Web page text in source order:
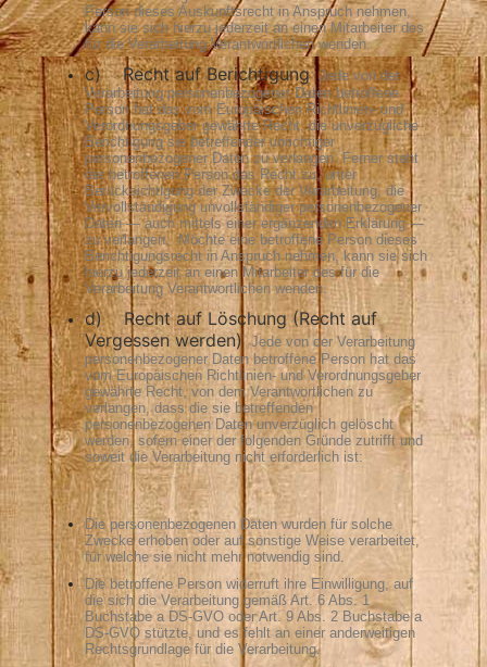
Person dieses Auskunftsrecht in Anspruch nehmen,
kann sie sich hierzu jederzeit an einen Mitarbeiter des
für die Verarbeitung Verantwortlichen wenden.
c) Recht auf Berichtigung Jede von der
Verarbeitung personenbezogener Daten betroffene
Person hat das vom Europäischen Richtlinien- und
Verordnungsgeber gewährte Recht, die unverzügliche
Berichtigung sie betreffender unrichtiger
personenbezogener Daten zu verlangen. Ferner steht
der betroffenen Person das Recht zu, unter
Berücksichtigung der Zwecke der Verarbeitung, die
Vervollständigung unvollständiger personenbezogener
Daten — auch mittels einer ergänzenden Erklärung —
zu verlangen. Möchte eine betroffene Person dieses
Berichtigungsrecht in Anspruch nehmen, kann sie sich
hierzu jederzeit an einen Mitarbeiter des für die
Verarbeitung Verantwortlichen wenden.
d) Recht auf Löschung (Recht auf
Vergessen werden)
Jede von der Verarbeitung
personenbezogener Daten betroffene Person hat das
vom Europäischen Richtlinien- und Verordnungsgeber
gewährte Recht, von dem Verantwortlichen zu
verlangen, dass die sie betreffenden
personenbezogenen Daten unverzüglich gelöscht
werden, sofern einer der folgenden Gründe zutrifft und
soweit die Verarbeitung nicht erforderlich ist:
Die personenbezogenen Daten wurden für solche
Zwecke erhoben oder auf sonstige Weise verarbeitet,
für welche sie nicht mehr notwendig sind.
Die betroffene Person widerruft ihre Einwilligung, auf
die sich die Verarbeitung gemäß Art. 6 Abs. 1
Buchstabe a DS-GVO oder Art. 9 Abs. 2 Buchstabe a
DS-GVO stützte, und es fehlt an einer anderweitigen
Rechtsgrundlage für die Verarbeitung.